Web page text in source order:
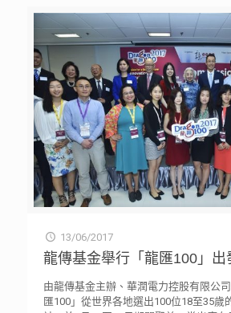
13/06/2017
龍傳基金舉行「龍匯100」出
由龍傳基金主辦、華潤電力控股有限公
匯100」從世界各地選出100位18至35歲